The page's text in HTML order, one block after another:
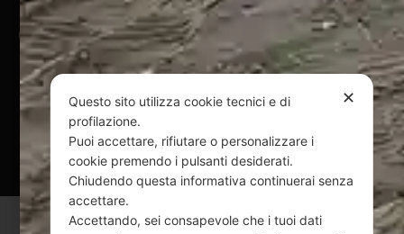
@ Copyright 2024 Webpesca è un brand Intent di Federico
Andrenacci P.Iva 01917920678
Via G. Galilei n. 2 – 64018 Tortoreto TE | REA TE-168019 |
Mail:
info@webpesca.it| Pec:federicoandrenacci@pec.it
Questo sito è protetto da Google reCAPTCHA
v3,
Privacy PolicyeTerms of Servicedi Google.
✕
Questo sito utilizza cookie tecnici e di
profilazione.
Puoi accettare, rifiutare o personalizzare i
cookie premendo i pulsanti desiderati.
Chiudendo questa informativa continuerai senza
accettare.
Accettando, sei consapevole che i tuoi dati